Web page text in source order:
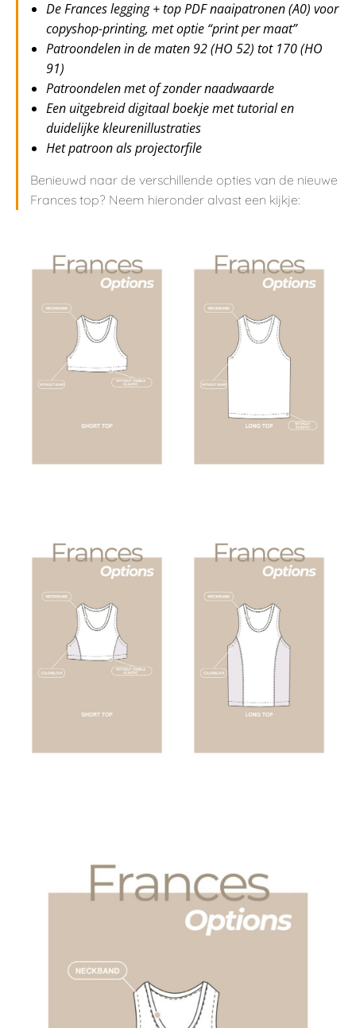
De Frances legging + top PDF naaipatronen (A0) voor
copyshop-printing, met optie “print per maat”
Patroondelen in de maten 92 (HO 52) tot 170 (HO
91)
Patroondelen met of zonder naadwaarde
Een uitgebreid digitaal boekje met tutorial en
duidelijke kleurenillustraties
Het patroon als projectorfile
Benieuwd naar de verschillende opties van de nieuwe
Frances top? Neem hieronder alvast een kijkje: